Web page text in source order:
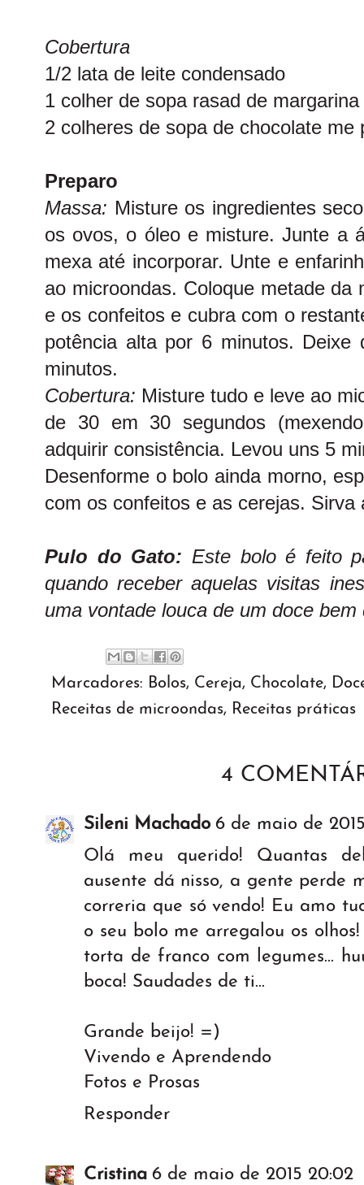
Cobertura
1/2 lata de leite condensado
1 colher de sopa rasad de margarina
2 colheres de sopa de chocolate me
Preparo
Massa: Misture os ingredientes
os ovos, o óleo e misture. Junte a
mexa até incorporar. Unte e
ao microondas. Coloque metade da
e os confeitos e cubra com o
potência alta por 6 minutos. Deixe
minutos.
Cobertura: Misture tudo e leve ao
de 30 em 30 segundos
adquirir consistência. Levou uns 5
Desenforme o bolo ainda morno,
com os confeitos e as cerejas. Sirva
Pulo do Gato: Este bolo é feito
quando receber aquelas visitas
uma vontade louca de um doce bem
Marcadores: Bolos, Cereja, Chocolate,
Receitas de microondas, Receitas práticas
4
Sileni Machado 6 de maio de 2015
Olá meu querido! Quantas
ausente dá nisso, a gente perde
correria que só vendo! Eu amo
o seu bolo me arregalou os
torta de franco com legumes...
boca! Saudades de ti...
Grande beijo! =)
Vivendo e Aprendendo
Fotos e Prosas
Responder
Cristina 6 de maio de 2015 20:02